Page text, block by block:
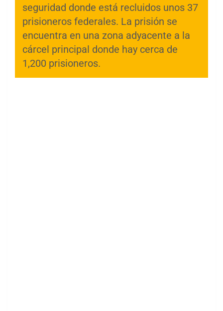
seguridad donde está recluidos unos 37
prisioneros federales. La prisión se
encuentra en una zona adyacente a la
cárcel principal donde hay cerca de
1,200 prisioneros.